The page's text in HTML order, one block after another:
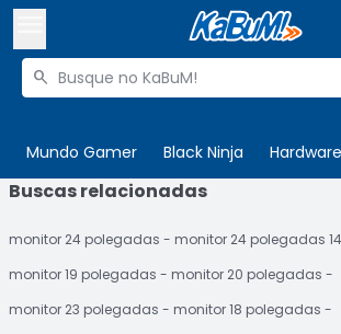
Buscar produtos

Mundo Gamer Black Ninja Hardware

 Departamentos
Cupons
ENTRE
CADASTRE-SE
Buscas relacionadas
monitor 24 polegadas
monitor 24 polegadas
monitor 19 polegadas
monitor 20 polegadas
monitor 23 polegadas
monitor 18 polegadas